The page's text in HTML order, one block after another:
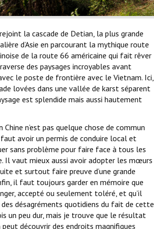
la cascade de Detian, la plus grande
d’Asie en parcourant la mythique route
de la route 66 américaine qui fait rêver
des paysages incroyables avant
le poste de frontière avec le Vietnam. Ici,
lovées dans une vallée de karst séparent
est splendide mais aussi hautement
Chine n’est pas quelque chose de commun
avoir un permis de conduire local et
sans problème pour faire face à tous les
Il vaut mieux aussi avoir adopter les mœurs
et surtout faire preuve d’une grande
il faut toujours garder en mémoire que
accepté ou seulement toléré, et qu’il
désagréments quotidiens du fait de cette
un peu dur, mais je trouve que le résultat
découvrir des endroits magnifiques